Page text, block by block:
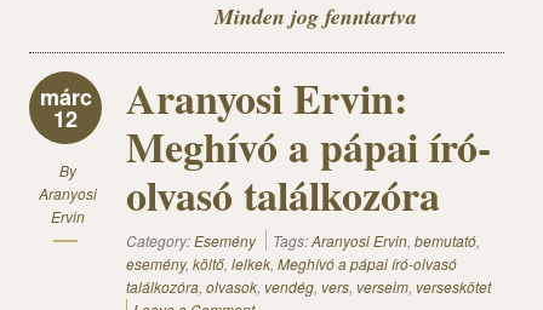
Minden jog fenntartva
márc
12
By
Aranyosi
Ervin
Aranyosi Ervin:
Meghívó a pápai író-
olvasó találkozóra
Category:Esemény Tags:Aranyosi Ervin, bemutató,
esemény, költő, lelkek, Meghívó a pápai író-olvasó
találkozóra, olvasok, vendég, vers, verseim, verseskötet